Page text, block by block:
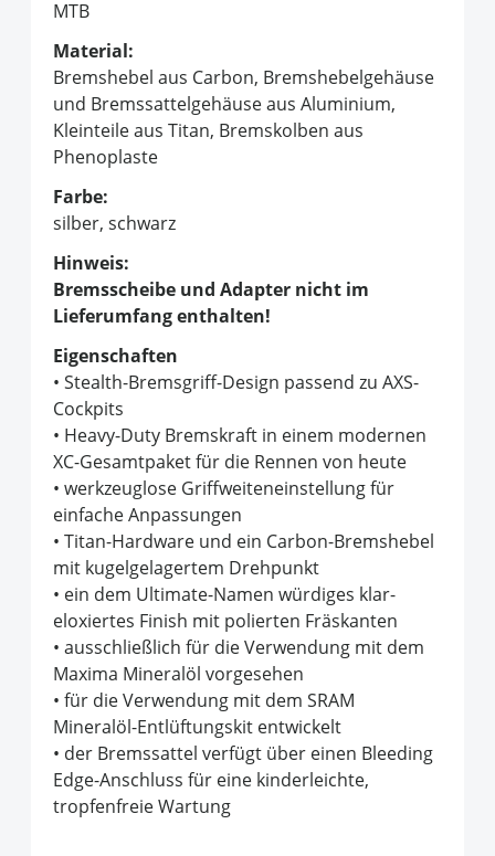
MTB
Material:
Bremshebel aus Carbon, Bremshebelgehäuse
und Bremssattelgehäuse aus Aluminium,
Kleinteile aus Titan, Bremskolben aus
Phenoplaste
Farbe:
silber, schwarz
Hinweis:
Bremsscheibe und Adapter nicht im
Lieferumfang enthalten!
Eigenschaften
• Stealth-Bremsgriff-Design passend zu AXS-
Cockpits
• Heavy-Duty Bremskraft in einem modernen
XC-Gesamtpaket für die Rennen von heute
• werkzeuglose Griffweiteneinstellung für
einfache Anpassungen
• Titan-Hardware und ein Carbon-Bremshebel
mit kugelgelagertem Drehpunkt
• ein dem Ultimate-Namen würdiges klar-
eloxiertes Finish mit polierten Fräskanten
• ausschließlich für die Verwendung mit dem
Maxima Mineralöl vorgesehen
• für die Verwendung mit dem SRAM
Mineralöl-Entlüftungskit entwickelt
• der Bremssattel verfügt über einen Bleeding
Edge-Anschluss für eine kinderleichte,
tropfenfreie Wartung